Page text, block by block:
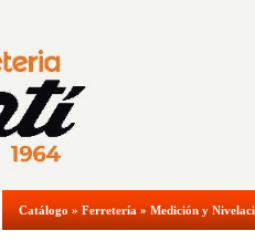
Catálogo » Ferretería » Medición y